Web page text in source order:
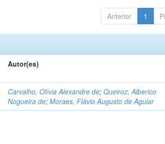
Anterior 1
Autor(es)
Carvalho, Olívia Alexandre de;Queiroz, Alberico
Nogueira de;Moraes, Flávio Augusto de Aguiar